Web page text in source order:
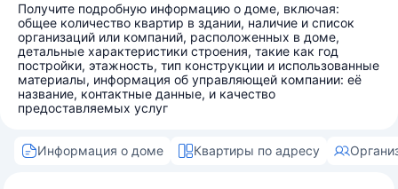
Получите подробную информацию о доме, включая:
общее количество квартир в здании, наличие и список
организаций или компаний, расположенных в доме,
детальные характеристики строения, такие как год
постройки, этажность, тип конструкции и использованные
материалы, информация об управляющей компании: её
название, контактные данные, и качество
предоставляемых услуг
Информация о доме Квартиры по адресу